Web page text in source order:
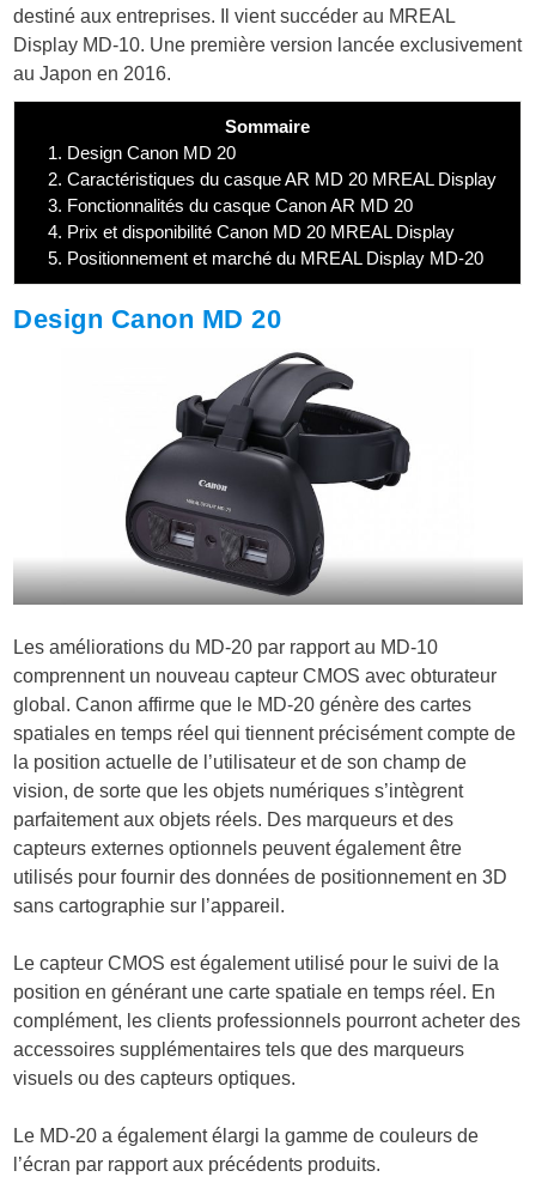
destiné aux entreprises. Il vient succéder au MREAL
Display MD-10. Une première version lancée exclusivement
au Japon en 2016.
Sommaire
1. Design Canon MD 20
2. Caractéristiques du casque AR MD 20 MREAL Display
3. Fonctionnalités du casque Canon AR MD 20
4. Prix et disponibilité Canon MD 20 MREAL Display
5. Positionnement et marché du MREAL Display MD-20
Design Canon MD 20
Les améliorations du MD-20 par rapport au MD-10
comprennent un nouveau capteur CMOS avec obturateur
global. Canon affirme que le MD-20 génère des cartes
spatiales en temps réel qui tiennent précisément compte de
la position actuelle de l’utilisateur et de son champ de
vision, de sorte que les objets numériques s’intègrent
parfaitement aux objets réels. Des marqueurs et des
capteurs externes optionnels peuvent également être
utilisés pour fournir des données de positionnement en 3D
sans cartographie sur l’appareil.
Le capteur CMOS est également utilisé pour le suivi de la
position en générant une carte spatiale en temps réel. En
complément, les clients professionnels pourront acheter des
accessoires supplémentaires tels que des marqueurs
visuels ou des capteurs optiques.
Le MD-20 a également élargi la gamme de couleurs de
l’écran par rapport aux précédents produits.